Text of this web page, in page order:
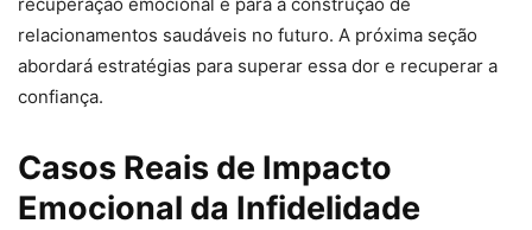
relacionamentos saudáveis no futuro. A próxima seção
abordará estratégias para superar essa dor e recuperar a
confiança.
Casos Reais de Impacto
Emocional da Infidelidade